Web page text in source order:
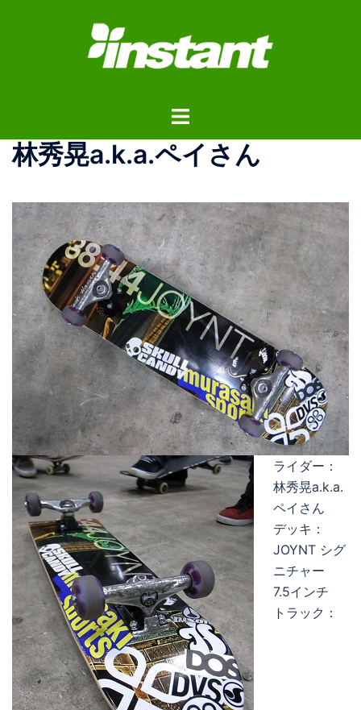
ス
ト
ル
ュ
ー
林秀晃a.k.a.ペイさん
ライダー：
林秀晃a.k.a.
ペイさん
デッキ：
JOYNT シグ
ニチャー
7.5インチ
トラック：